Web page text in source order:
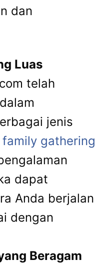
dan
Luas
telah
jenis
family gathering
dapat
Anda berjalan
dengan
Beragam